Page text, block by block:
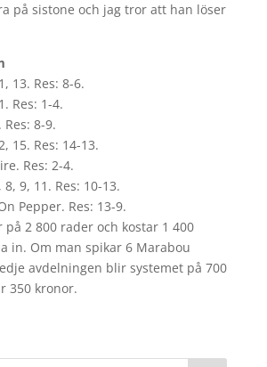
på sistone och jag tror att han löser
13. Res: 8-6.
Res: 1-4.
Res: 8-9.
15. Res: 14-13.
Res: 2-4.
8, 9, 11. Res: 10-13.
Pepper. Res: 13-9.
på 2 800 rader och kostar 1 400
in. Om man spikar 6 Marabou
avdelningen blir systemet på 700
350 kronor.